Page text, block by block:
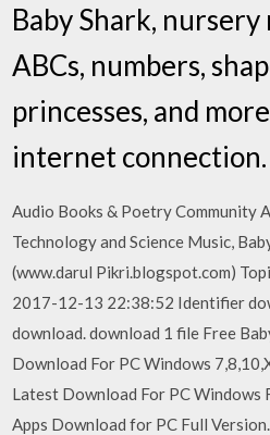
Baby Shark, nursery
ABCs, numbers,
princesses, and
internet connection.
Audio Books & Poetry Community
Technology and Science Music,
(www.darul Pikri.blogspot.com)
2017-12-13 22:38:52 Identifier
download. download 1 file Free
Download For PC Windows
Latest Download For PC Windows
Apps Download for PC Full